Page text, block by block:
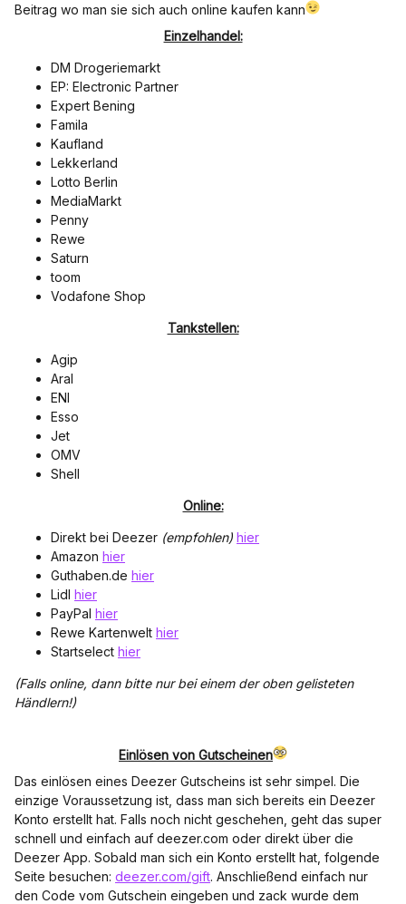
Beitrag wo man sie sich auch online kaufen kann
Einzelhandel:
DM Drogeriemarkt
EP: Electronic Partner
Expert Bening
Famila
Kaufland
Lekkerland
Lotto Berlin
MediaMarkt
Penny
Rewe
Saturn
toom
Vodafone Shop
Tankstellen:
Agip
Aral
ENI
Esso
Jet
OMV
Shell
Online:
Direkt bei Deezer (empfohlen) hier
Amazon hier
Guthaben.de hier
Lidl hier
PayPal hier
Rewe Kartenwelt hier
Startselect hier
(Falls online, dann bitte nur bei einem der oben gelisteten
Händlern!)
Einlösen von Gutscheinen
Das einlösen eines Deezer Gutscheins ist sehr simpel. Die
einzige Voraussetzung ist, dass man sich bereits ein Deezer
Konto erstellt hat. Falls noch nicht geschehen, geht das super
schnell und einfach auf deezer.com oder direkt über die
Deezer App. Sobald man sich ein Konto erstellt hat, folgende
Seite besuchen: deezer.com/gift. Anschließend einfach nur
den Code vom Gutschein eingeben und zack wurde dem